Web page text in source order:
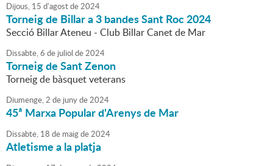
Dijous, 15 d'agostde2024
Torneig de Billar a 3 bandes Sant Roc 2024
Secció Billar Ateneu - Club Billar Canet de Mar
Dissabte,6 de juliol de2024
Torneig de Sant Zenon
Torneig de bàsquet veterans
Diumenge,2 de junyde2024
45ª Marxa Popular d'Arenys de Mar
Dissabte, 18 de maigde2024
Atletisme a la platja